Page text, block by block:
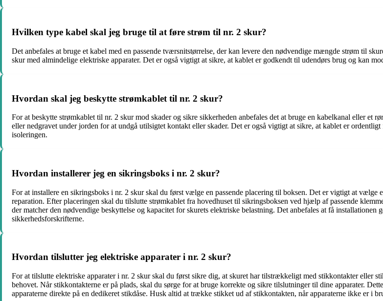
Hvilken type kabel skal jeg bruge til at føre strøm til nr. 2 skur?
Det anbefales at bruge et kabel med en passende tværsnitstørrelse, der kan levere den nødvendige mængde strøm til
skur med almindelige elektriske apparater. Det er også vigtigt at sikre, at kablet er godkendt til udendørs brug og kan
Hvordan skal jeg beskytte strømkablet til nr. 2 skur?
For at beskytte strømkablet til nr. 2 skur mod skader og sikre sikkerheden anbefales det at bruge en kabelkanal eller et
eller nedgravet under jorden for at undgå utilsigtet kontakt eller skader. Det er også vigtigt at sikre, at kablet er
isoleringen.
Hvordan installerer jeg en sikringsboks i nr. 2 skur?
For at installere en sikringsboks i nr. 2 skur skal du først vælge en passende placering til boksen. Det er vigtigt at
reparation. Efter placeringen skal du tilslutte strømkablet fra hovedhuset til sikringsboksen ved hjælp af passende
der matcher den nødvendige beskyttelse og kapacitet for skurets elektriske belastning. Det anbefales at få
sikkerhedsforskrifterne.
Hvordan tilslutter jeg elektriske apparater i nr. 2 skur?
For at tilslutte elektriske apparater i nr. 2 skur skal du først sikre dig, at skuret har tilstrækkeligt med stikkontakter eller
behovet. Når stikkontakterne er på plads, skal du sørge for at bruge korrekte og sikre tilslutninger til dine apparater.
apparaterne direkte på en dedikeret stikdåse. Husk altid at trække stikket ud af stikkontakten, når apparaterne ikke er i